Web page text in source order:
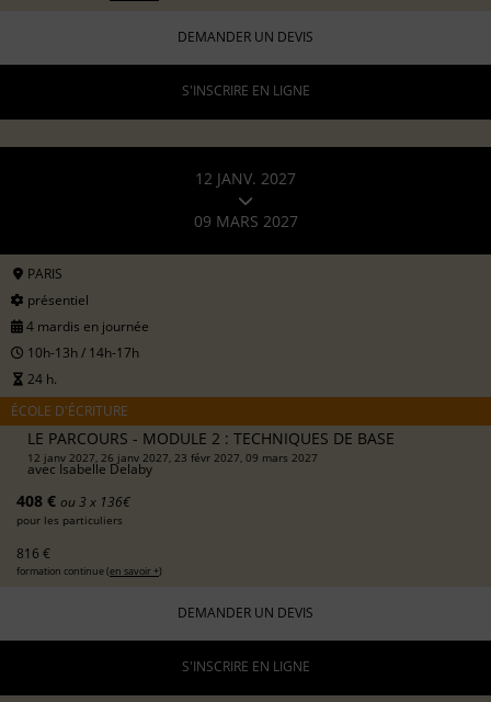
DEMANDER UN DEVIS
S'INSCRIRE EN LIGNE
12 JANV. 2027
09 MARS 2027
PARIS
présentiel
4 mardis en journée
10h-13h / 14h-17h
24 h.
ÉCOLE D'ÉCRITURE
LE PARCOURS - MODULE 2 : TECHNIQUES DE BASE
12 janv 2027, 26 janv 2027, 23 févr 2027, 09 mars 2027
avec Isabelle Delaby
408 € ou 3 x 136€
pour les particuliers
816 €
formation continue (en savoir +)
DEMANDER UN DEVIS
S'INSCRIRE EN LIGNE